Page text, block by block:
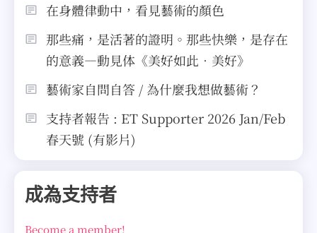
在身體律動中，看見藝術的顏色
那些痛，是活著的證明。那些快樂，是存在
的意義—動見体《美好如此．美好》
藝術家自問自答 / 為什麼我想做藝術？
支持者報告 : ET Supporter 2026 Jan/Feb
春天號 (有影片)
成為支持者
Become a member!